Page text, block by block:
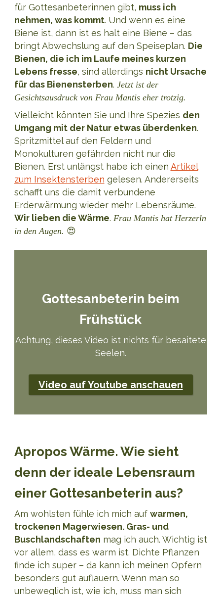
für Gottesanbeterinnen gibt, muss ich
nehmen, was kommt. Und wenn es eine
Biene ist, dann ist es halt eine Biene – das
bringt Abwechslung auf den Speiseplan. Die
Bienen, die ich im Laufe meines kurzen
Lebens fresse, sind allerdings nicht Ursache
für das Bienensterben. Jetzt ist der
Gesichtsausdruck von Frau Mantis eher trotzig.
Vielleicht könnten Sie und Ihre Spezies den
Umgang mit der Natur etwas überdenken.
Spritzmittel auf den Feldern und
Monokulturen gefährden nicht nur die
Bienen. Erst unlängst habe ich einen Artikel
zum Insektensterben gelesen. Andererseits
schafft uns die damit verbundene
Erderwärmung wieder mehr Lebensräume.
Wir lieben die Wärme. Frau Mantis hat Herzerln
in den Augen. 😍
Gottesanbeterin beim
Frühstück
Achtung, dieses Video ist nichts für besaitete
Seelen.
Video auf Youtube anschauen
Apropos Wärme. Wie sieht
denn der ideale Lebensraum
einer Gottesanbeterin aus?
Am wohlsten fühle ich mich auf warmen,
trockenen Magerwiesen. Gras- und
Buschlandschaften mag ich auch. Wichtig ist
vor allem, dass es warm ist. Dichte Pflanzen
finde ich super – da kann ich meinen Opfern
besonders gut auflauern. Wenn man so
unbeweglich ist, wie ich, muss man sich